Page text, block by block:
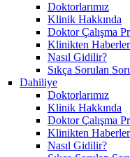
Doktorlarımız
Klinik Hakkında
Doktor Çalışma
Klinikten Haberler
Nasıl Gidilir?
Sıkça Sorulan
Dahiliye
Doktorlarımız
Klinik Hakkında
Doktor Çalışma
Klinikten Haberler
Nasıl Gidilir?